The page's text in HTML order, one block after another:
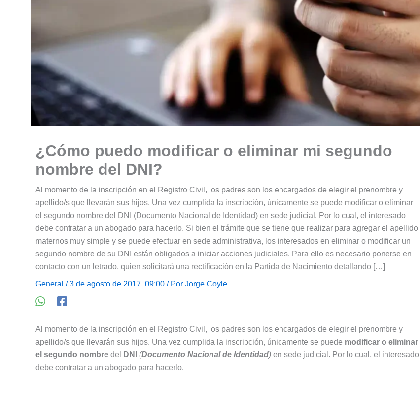
¿Cómo puedo modificar o eliminar mi segundo
nombre del DNI?
Al momento de la inscripción en el Registro Civil, los padres son los encargados de elegir el prenombre y
apellido/s que llevarán sus hijos. Una vez cumplida la inscripción, únicamente se puede modificar o eliminar
el segundo nombre del DNI (Documento Nacional de Identidad) en sede judicial. Por lo cual, el interesado
debe contratar a un abogado para hacerlo. Si bien el trámite que se tiene que realizar para agregar el apellido
maternos muy simple y se puede efectuar en sede administrativa, los interesados en eliminar o modificar un
segundo nombre de su DNI están obligados a iniciar acciones judiciales. Para ello es necesario ponerse en
contacto con un letrado, quien solicitará una rectificación en la Partida de Nacimiento detallando […]
General / 3 de agosto de 2017, 09:00 / Por Jorge Coyle
Al momento de la inscripción en el Registro Civil, los padres son los encargados de elegir el prenombre y
apellido/s que llevarán sus hijos. Una vez cumplida la inscripción, únicamente se puede modificar o eliminar
el segundo nombre del DNI (Documento Nacional de Identidad) en sede judicial. Por lo cual, el interesado
debe contratar a un abogado para hacerlo.